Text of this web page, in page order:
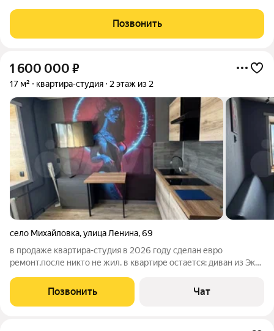
свой санузел раздельный, обогреватель воды, зона кухни для
комфортного проживания.
Позвонить
1 600 000 ₽
17 м² квартира-студия 2 этаж из 2
село Михайловка,улица Ленина,69
в продаже квартира-студия в 2026 году сделан евро
ремонт,после никто не жил. в квартире остается: диван из Эко
панель,большой шкаф и комод,телевизор. санузел
совмещённый в плитке. душевой
Позвонить Чат